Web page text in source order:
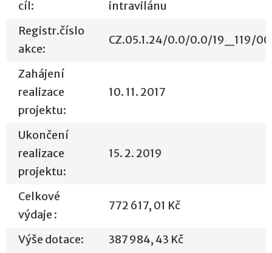
cíl:
intravilánu
Registr.číslo
akce:
CZ.05.1.24/0.0/0.0/19_119/
Zahájení
realizace
projektu:
10. 11. 2017
Ukončení
realizace
projektu:
15. 2. 2019
Celkové
výdaje :
772 617, 01 Kč
Výše dotace: 387 984, 43 Kč